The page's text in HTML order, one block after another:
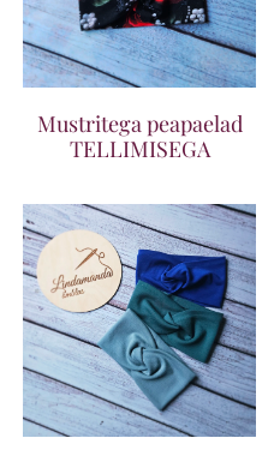
Mustritega peapaelad
TELLIMISEGA